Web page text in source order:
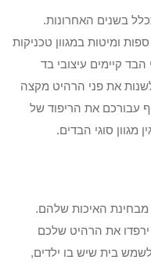
בשנים האחרונות.
ומיטות במגוון טכניקות
הבד קיימים עיצובי בד
את פני הרהיט מקצה
עבורכם את הריפוד של
מגוון סוגי הבדים.
מבחינת האיכות שלהם.
את הרהיט שלכם
בית שיש בו ילדים,